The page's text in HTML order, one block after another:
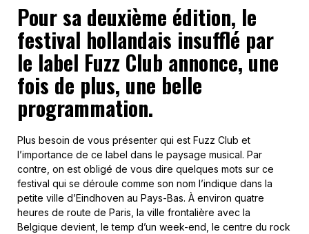
Pour sa deuxième édition, le
festival hollandais insufflé par
le label Fuzz Club annonce, une
fois de plus, une belle
programmation.
Plus besoin de vous présenter qui est Fuzz Club et
l’importance de ce label dans le paysage musical. Par
contre, on est obligé de vous dire quelques mots sur ce
festival qui se déroule comme son nom l’indique dans la
petite ville d’Eindhoven au Pays-Bas. À environ quatre
heures de route de Paris, la ville frontalière avec la
Belgique devient, le temp d’un week-end, le centre du rock